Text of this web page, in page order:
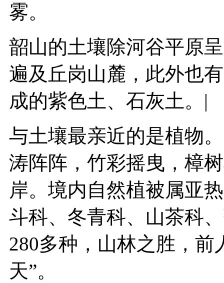
雾。
韶山的土壤除河谷平原
遍及丘岗山麓，此外也
成的紫色土、石灰土
与土壤最亲近的是植物
涛阵阵，竹彩摇曳，樟
岸。境内自然植被属亚
斗科、冬青科、山茶科
280多种，山林之胜，
天”。